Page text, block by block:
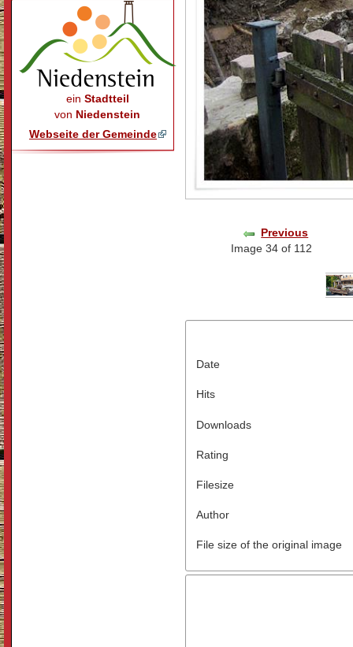
ein Stadtteil
von Niedenstein
Webseite der Gemeinde
Previous
Image 34 of 112
Date
Hits
Downloads
Rating
Filesize
Author
File size of the original image